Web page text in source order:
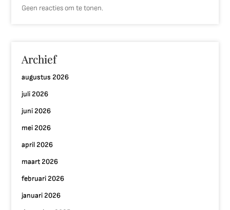
Geen reacties om te tonen.
Archief
augustus 2026
juli 2026
juni 2026
mei 2026
april 2026
maart 2026
februari 2026
januari 2026